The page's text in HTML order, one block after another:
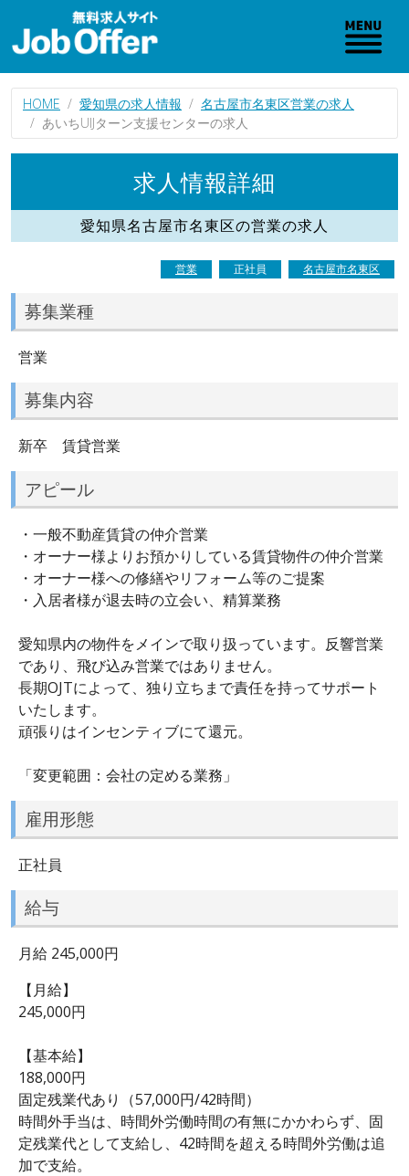
HOME 愛知県の求人情報
名古屋市名東区営業の求人
あいちUIJターン支援センターの求人
求人情報詳細
愛知県名古屋市名東区の営業の求人
営業 正社員 名古屋市名東区
募集業種
営業
募集内容
新卒 賃貸営業
アピール
・一般不動産賃貸の仲介営業
・オーナー様よりお預かりしている賃貸物件の仲介営業
・オーナー様への修繕やリフォーム等のご提案
・入居者様が退去時の立会い、精算業務
愛知県内の物件をメインで取り扱っています。反響営業
であり、飛び込み営業ではありません。
長期OJTによって、独り立ちまで責任を持ってサポート
いたします。
頑張りはインセンティブにて還元。
「変更範囲：会社の定める業務」
雇用形態
正社員
給与
月給 245,000円
【月給】
245,000円
【基本給】
188,000円
固定残業代あり（57,000円/42時間）
時間外手当は、時間外労働時間の有無にかかわらず、固
定残業代として支給し、42時間を超える時間外労働は追
加で支給。